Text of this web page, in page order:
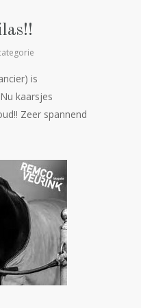
is
kaarsjes
Zeer spannend